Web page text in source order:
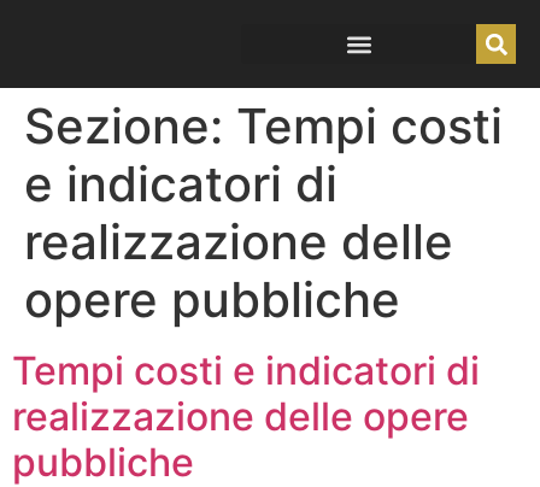
Sezione: Tempi costi
e indicatori di
realizzazione delle
opere pubbliche
Tempi costi e indicatori di
realizzazione delle opere
pubbliche